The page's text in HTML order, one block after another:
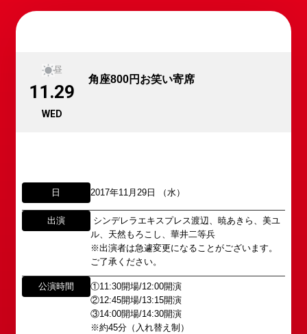
昼
11.29
WED
角座800円お笑い寄席
日 2017年11月29日 （水）
出演
シンデレラエキスプレス渡辺、暁あきら、美ユ
ル、天然もろこし、華井二等兵
※出演者は急遽変更になることがございます。
ご了承ください。
公演時間
①11:30開場/12:00開演
②12:45開場/13:15開演
③14:00開場/14:30開演
※約45分（入れ替え制）
「角座」の名称は、「角の芝居」と呼ばれた江戸時
代に遡ります。
「角座」はかつて、浪花座、中座、朝日座、弁天座
と共に、
「五つ櫓」若しくは「道頓堀五座」と呼ばれ、
1960年～70年代には、上方演芸の殿堂として栄え
所属オーディションに関するお問い合わせ
以下のアドレスからお問い合わせ願います。
school@shochikugeino.jp
東京支社 タレント開発室：t-
school@shochikugeino.jp